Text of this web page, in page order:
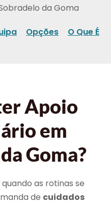
da Goma
Opções
O Que É
Apoio
em
Goma?
as rotinas se
de cuidados